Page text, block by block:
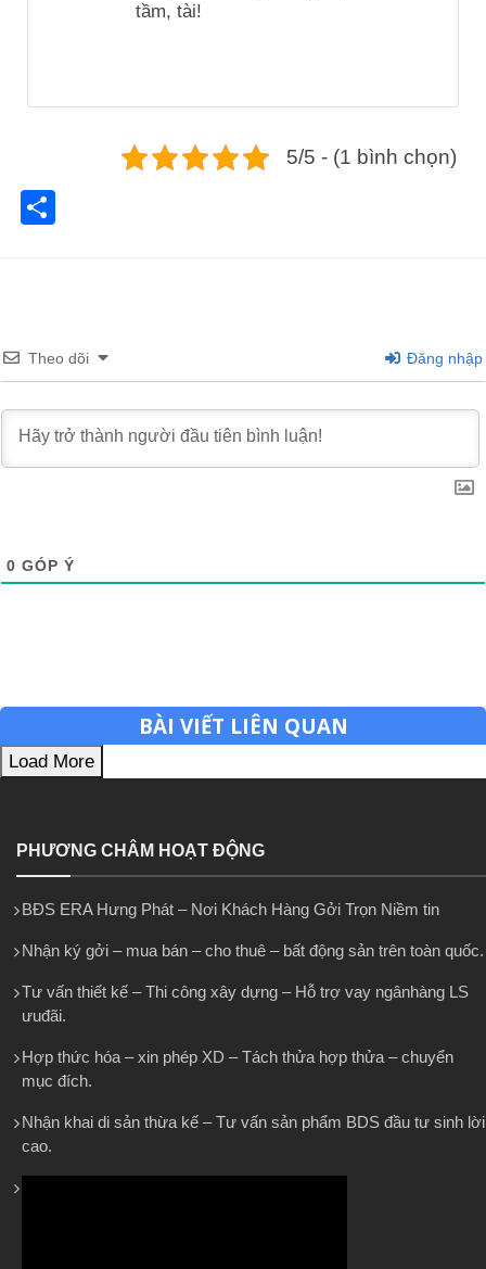
tầm, tài!
5/5 - (1 bình chọn)
Theo dõi Đăng nhập
0 GÓP Ý
BÀI VIẾT LIÊN QUAN
Load More
PHƯƠNG CHÂM HOẠT ĐỘNG
BĐS ERA Hưng Phát – Nơi Khách Hàng Gởi Trọn Niềm tin
Nhận ký gởi – mua bán – cho thuê – bất động sản trên toàn quốc.
Tư vấn thiết kế – Thi công xây dựng – Hỗ trợ vay ngânhàng LS
ưuđãi.
Hợp thức hóa – xin phép XD – Tách thửa hợp thửa – chuyển
mục đích.
Nhận khai di sản thừa kế – Tư vấn sản phẩm BDS đầu tư sinh lời
cao.